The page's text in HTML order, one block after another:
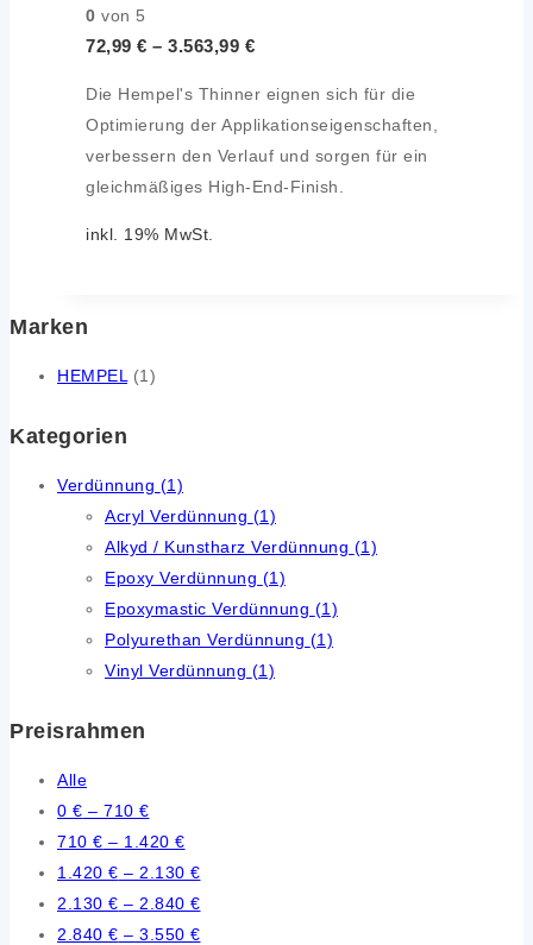
0 von 5
72,99 € – 3.563,99 €
Die Hempel's Thinner eignen sich für die
Optimierung der Applikationseigenschaften,
verbessern den Verlauf und sorgen für ein
gleichmäßiges High-End-Finish.
inkl. 19% MwSt.
Marken
HEMPEL (1)
Kategorien
Verdünnung (1)
Acryl Verdünnung (1)
Alkyd / Kunstharz Verdünnung (1)
Epoxy Verdünnung (1)
Epoxymastic Verdünnung (1)
Polyurethan Verdünnung (1)
Vinyl Verdünnung (1)
Preisrahmen
Alle
0 € – 710 €
710 € – 1.420 €
1.420 € – 2.130 €
2.130 € – 2.840 €
2.840 € – 3.550 €